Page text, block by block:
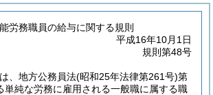
労務職員の給与に関する規則
平成16年10月1日
規則第48号
、地方公務員法(昭和25年法律第261号)第
単純な労務に雇用される一般職に属する職